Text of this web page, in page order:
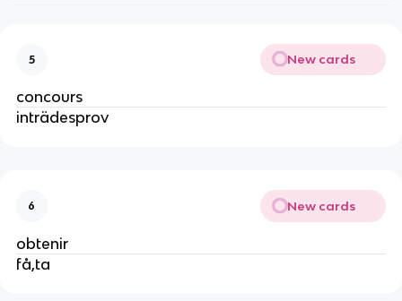
5 New cards
concours
inträdesprov
6 New cards
obtenir
få,ta